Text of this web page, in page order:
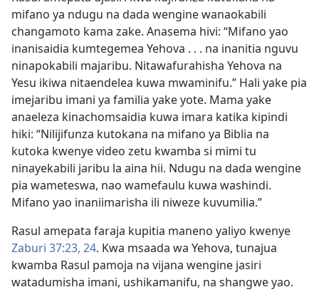
mifano ya ndugu na dada wengine wanaokabili
changamoto kama zake. Anasema hivi: “Mifano yao
inanisaidia kumtegemea Yehova . . . na inanitia nguvu
ninapokabili majaribu. Nitawafurahisha Yehova na
Yesu ikiwa nitaendelea kuwa mwaminifu.” Hali yake pia
imejaribu imani ya familia yake yote. Mama yake
anaeleza kinachomsaidia kuwa imara katika kipindi
hiki: “Nilijifunza kutokana na mifano ya Biblia na
kutoka kwenye video zetu kwamba si mimi tu
ninayekabili jaribu la aina hii. Ndugu na dada wengine
pia wameteswa, nao wamefaulu kuwa washindi.
Mifano yao inaniimarisha ili niweze kuvumilia.”
Rasul amepata faraja kupitia maneno yaliyo kwenye
Zaburi 37:23, 24. Kwa msaada wa Yehova, tunajua
kwamba Rasul pamoja na vijana wengine jasiri
watadumisha imani, ushikamanifu, na shangwe yao.